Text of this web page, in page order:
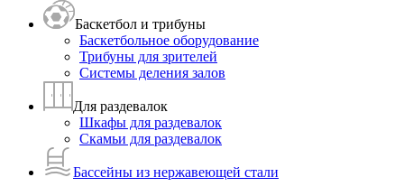
Баскетбол и трибуны
Баскетбольное оборудование
Трибуны для зрителей
Системы деления залов
Для раздевалок
Шкафы для раздевалок
Скамьи для раздевалок
Бассейны из нержавеющей стали